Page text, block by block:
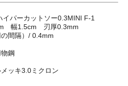
イパーカットソー0.3MINI F-1
幅1.5cm 刃厚0.3mm
隔）/ 0.4mm
鋼
ッキ3.0ミクロン